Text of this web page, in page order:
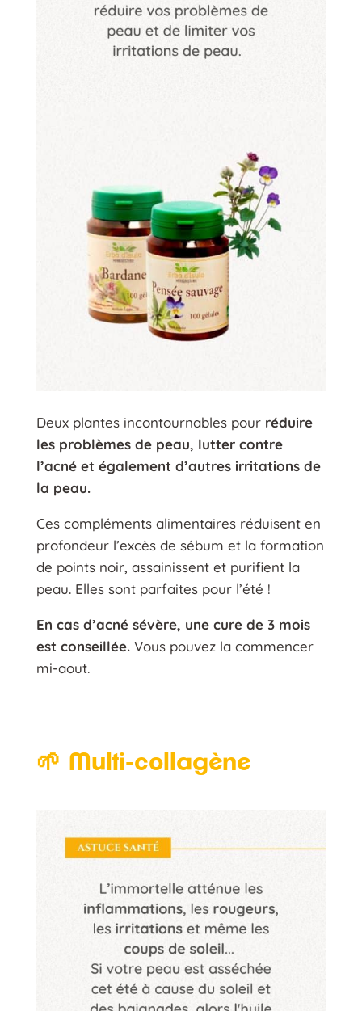
Deux plantes incontournables pour réduire
les problèmes de peau, lutter contre
l’acné et également d’autres irritations de
la peau.
Ces compléments alimentaires réduisent en
profondeur l’excès de sébum et la formation
de points noir, assainissent et purifient la
peau. Elles sont parfaites pour l’été !
En cas d’acné sévère, une cure de 3 mois
est conseillée.Vous pouvez la commencer
mi-aout.
🌱 Multi-collagène